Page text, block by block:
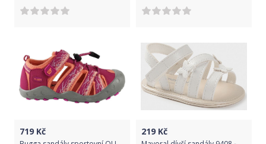
719 Kč 219 Kč